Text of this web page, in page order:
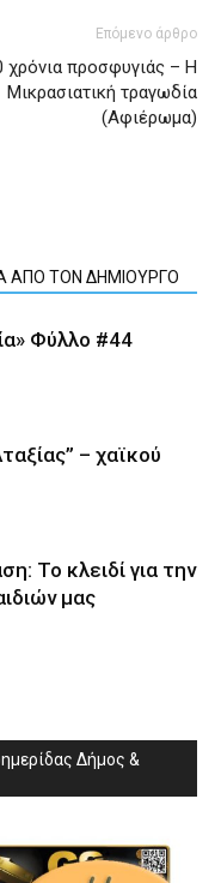
Επόμενο άρθρο
χρόνια προσφυγιάς – Η
Μικρασιατική τραγωδία
(Αφιέρωμα)
ΑΠΟ ΤΟΝ ΔΗΜΙΟΥΡΓΟ
Φύλλο #44
– χαϊκού
Το κλειδί για την
µας
Δήμος &